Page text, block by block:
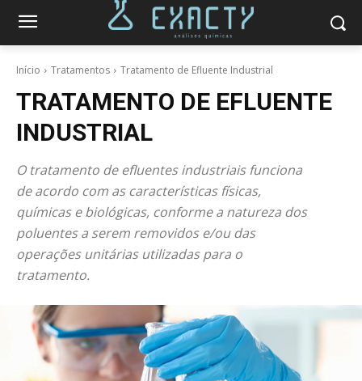
Início Tratamentos Tratamento de Efluente Industrial
TRATAMENTO DE EFLUENTE
INDUSTRIAL
O tratamento de efluentes industriais funciona
de acordo com as características físicas,
químicas e biológicas, conforme a natureza dos
poluentes a serem removidos e/ou das
operações unitárias utilizadas para o
tratamento.